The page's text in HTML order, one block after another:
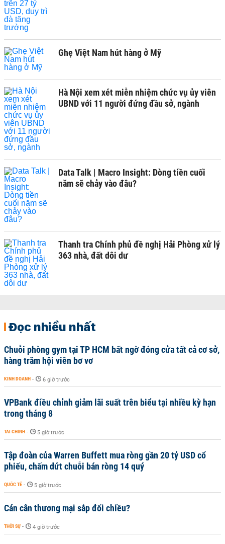
Ghẹ Việt Nam hút hàng ở Mỹ
Hà Nội xem xét miễn nhiệm chức vụ ủy viên
UBND với 11 người đứng đầu sở, ngành
Data Talk | Macro Insight: Dòng tiền cuối
năm sẽ chảy vào đâu?
Thanh tra Chính phủ đề nghị Hải Phòng xử lý
363 nhà, đất dôi dư
Đọc nhiều nhất
Chuỗi phòng gym tại TP HCM bất ngờ đóng cửa tất cả cơ sở,
hàng trăm hội viên bơ vơ
KINH DOANH - 6 giờ trước
VPBank điều chỉnh giảm lãi suất trên biểu tại nhiều kỳ hạn
trong tháng 8
TÀI CHÍNH - 5 giờ trước
Tập đoàn của Warren Buffett mua ròng gần 20 tỷ USD cổ
phiếu, chấm dứt chuỗi bán ròng 14 quý
QUỐC TẾ - 5 giờ trước
Cán cân thương mại sắp đổi chiều?
THỜI SỰ - 4 giờ trước